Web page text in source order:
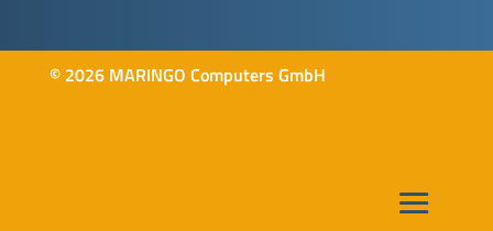
© 2026 MARINGO Computers GmbH